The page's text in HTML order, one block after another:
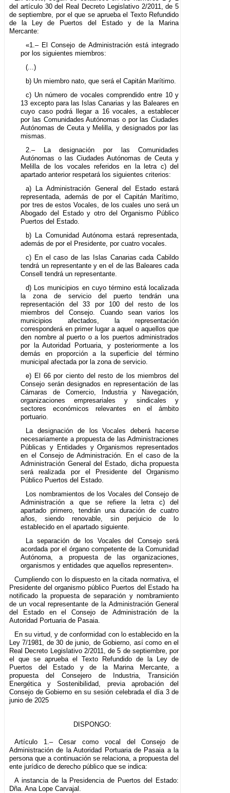
del artículo 30 del Real Decreto Legislativo 2/2011, de 5
de septiembre, por el que se aprueba el Texto Refundido
de la Ley de Puertos del Estado y de la Marina
Mercante:
«1.– El Consejo de Administración está integrado
por los siguientes miembros:
(...)
b) Un miembro nato, que será el Capitán Marítimo.
c) Un número de vocales comprendido entre 10 y
13 excepto para las Islas Canarias y las Baleares en
cuyo caso podrá llegar a 16 vocales, a establecer
por las Comunidades Autónomas o por las Ciudades
Autónomas de Ceuta y Melilla, y designados por las
mismas.
2.– La designación por las Comunidades
Autónomas o las Ciudades Autónomas de Ceuta y
Melilla de los vocales referidos en la letra c) del
apartado anterior respetará los siguientes criterios:
a) La Administración General del Estado estará
representada, además de por el Capitán Marítimo,
por tres de estos Vocales, de los cuales uno será un
Abogado del Estado y otro del Organismo Público
Puertos del Estado.
b) La Comunidad Autónoma estará representada,
además de por el Presidente, por cuatro vocales.
c) En el caso de las Islas Canarias cada Cabildo
tendrá un representante y en el de las Baleares cada
Consell tendrá un representante.
d) Los municipios en cuyo término está localizada
la zona de servicio del puerto tendrán una
representación del 33 por 100 del resto de los
miembros del Consejo. Cuando sean varios los
municipios afectados, la representación
corresponderá en primer lugar a aquel o aquellos que
den nombre al puerto o a los puertos administrados
por la Autoridad Portuaria, y posteriormente a los
demás en proporción a la superficie del término
municipal afectada por la zona de servicio.
e) El 66 por ciento del resto de los miembros del
Consejo serán designados en representación de las
Cámaras de Comercio, Industria y Navegación,
organizaciones empresariales y sindicales y
sectores económicos relevantes en el ámbito
portuario.
La designación de los Vocales deberá hacerse
necesariamente a propuesta de las Administraciones
Públicas y Entidades y Organismos representados
en el Consejo de Administración. En el caso de la
Administración General del Estado, dicha propuesta
será realizada por el Presidente del Organismo
Público Puertos del Estado.
Los nombramientos de los Vocales del Consejo de
Administración a que se refiere la letra c) del
apartado primero, tendrán una duración de cuatro
años, siendo renovable, sin perjuicio de lo
establecido en el apartado siguiente.
La separación de los Vocales del Consejo será
acordada por el órgano competente de la Comunidad
Autónoma, a propuesta de las organizaciones,
organismos y entidades que aquellos representen».
Cumpliendo con lo dispuesto en la citada normativa, el
Presidente del organismo público Puertos del Estado ha
notificado la propuesta de separación y nombramiento
de un vocal representante de la Administración General
del Estado en el Consejo de Administración de la
Autoridad Portuaria de Pasaia.
En su virtud, y de conformidad con lo establecido en la
Ley 7/1981, de 30 de junio, de Gobierno, así como en el
Real Decreto Legislativo 2/2011, de 5 de septiembre, por
el que se aprueba el Texto Refundido de la Ley de
Puertos del Estado y de la Marina Mercante, a
propuesta del Consejero de Industria, Transición
Energética y Sostenibilidad, previa aprobación del
Consejo de Gobierno en su sesión celebrada el día 3 de
junio de 2025
DISPONGO:
Artículo 1.– Cesar como vocal del Consejo de
Administración de la Autoridad Portuaria de Pasaia a la
persona que a continuación se relaciona, a propuesta del
ente jurídico de derecho público que se indica:
A instancia de la Presidencia de Puertos del Estado:
Dña. Ana Lope Carvajal.